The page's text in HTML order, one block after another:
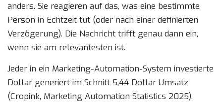
anders. Sie reagieren auf das, was eine bestimmte
Person in Echtzeit tut (oder nach einer definierten
Verzögerung). Die Nachricht trifft genau dann ein,
wenn sie am relevantesten ist.
Jeder in ein Marketing-Automation-System investierte
Dollar generiert im Schnitt 5,44 Dollar Umsatz
(Cropink, Marketing Automation Statistics 2025).